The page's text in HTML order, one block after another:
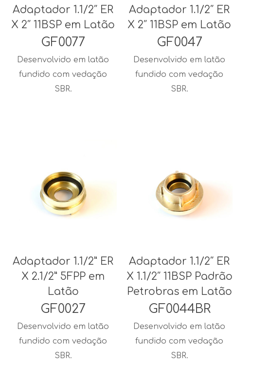
Adaptador 1.1/2″ ER
X 2″ 11BSP em Latão
GF0077
Desenvolvido em latão
fundido com vedação
SBR.
Adaptador 1.1/2″ ER
X 2″ 11BSP em Latão
GF0047
Desenvolvido em latão
fundido com vedação
SBR.
Adaptador 1.1/2” ER
X 2.1/2” 5FPP em
Latão
GF0027
Desenvolvido em latão
fundido com vedação
SBR.
Adaptador 1.1/2″ ER
X 1.1/2″ 11BSP Padrão
Petrobras em Latão
GF0044BR
Desenvolvido em latão
fundido com vedação
SBR.